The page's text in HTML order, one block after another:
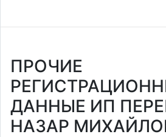
ПРОЧИЕ
ДАННЫЕ ИП
НАЗАР